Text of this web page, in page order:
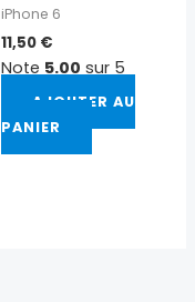
iPhone 6
11,50 €
Note 5.00 sur 5
AJOUTER AU
PANIER